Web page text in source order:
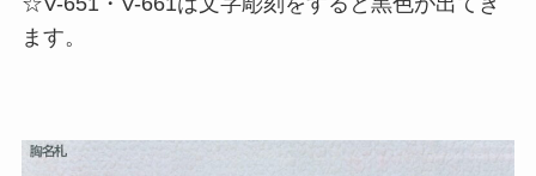
ます。